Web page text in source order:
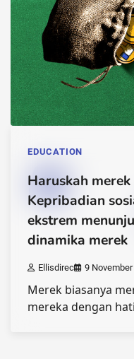
EDUCATION
Haruskah
Kepribadian
ekstrem
dinamika merek
Ellisdirec 9
Merek biasanya
mereka dengan